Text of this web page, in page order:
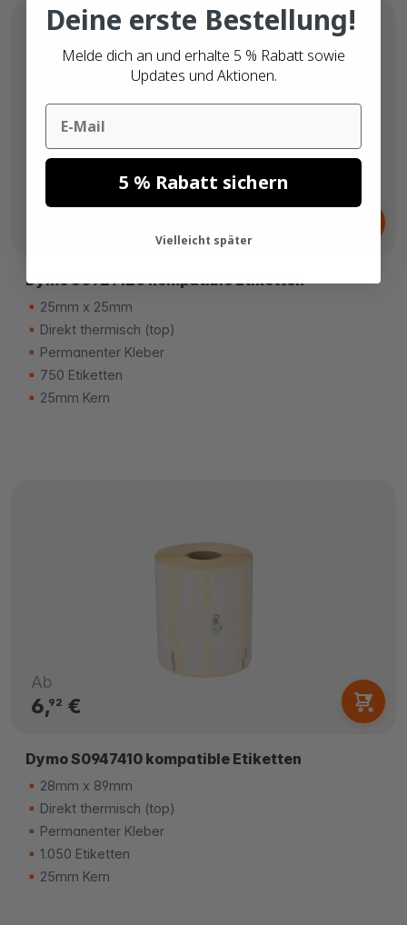
Ab
Dymo S0929120 kompatible Etiketten
25mm x 25mm
Direkt thermisch (top)
Permanenter Kleber
750 Etiketten
25mm Kern
Ab
6,92 €
Dymo S0947410 kompatible Etiketten
28mm x 89mm
Direkt thermisch (top)
Permanenter Kleber
1.050 Etiketten
25mm Kern
Deine erste Bestellung!
Melde dich an und erhalte 5 % Rabatt sowie
Updates und Aktionen.
Email
5 % Rabatt sichern
Vielleicht später